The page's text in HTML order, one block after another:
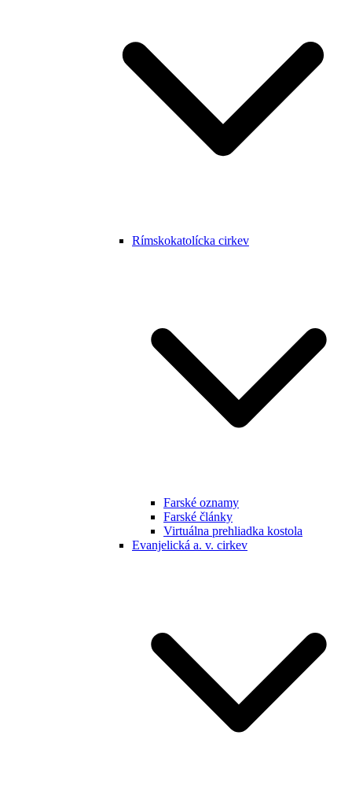
Rímskokatolícka cirkev
Farské oznamy
Farské články
Virtuálna prehliadka kostola
Evanjelická a. v. cirkev